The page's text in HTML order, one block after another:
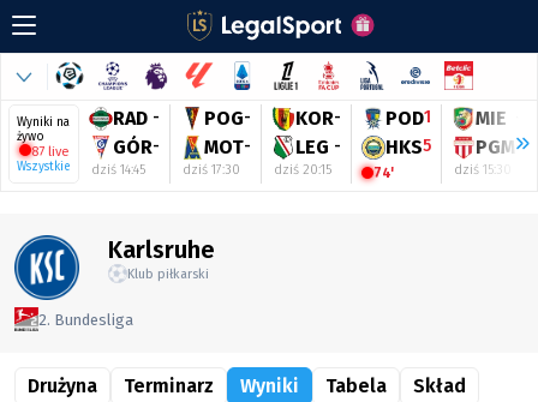
Wyniki na
żywo
87 live
Wszystkie
RAD -
GÓR-
dziś 14:45
POG-
MOT-
dziś 17:30
KOR-
LEG -
dziś 20:15
POD1
HKS5
74'
MIE
PGM-
dziś 15:30
Karlsruhe
Klub piłkarski
2. Bundesliga
Drużyna Terminarz Wyniki Tabela Skład